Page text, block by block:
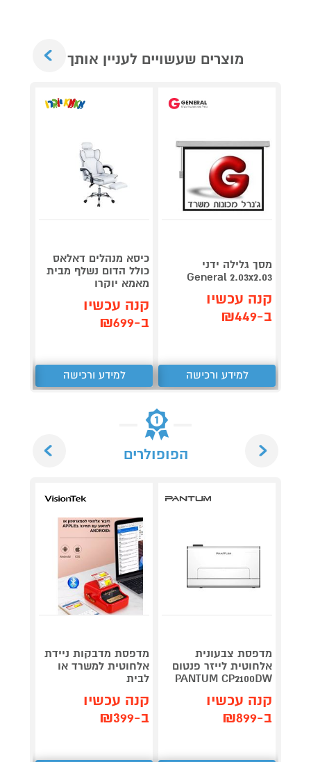
מוצרים שעשויים לעניין אותך
מסך גלילה ידני
General 2.03x2.03
קנה עכשיו
ב-₪449
למידע ורכישה
כיסא מנהלים דאלאס
כולל הדום נשלף מבית
מאמא יוקרו
קנה עכשיו
ב-₪699
למידע ורכישה
הפופולרים
מדפסת צבעונית
אלחוטית לייזר פנטום
PANTUM CP2100DW
קנה עכשיו
ב-₪899
מדפסת מדבקות ניידת
אלחוטית למשרד או
לבית
קנה עכשיו
ב-₪399